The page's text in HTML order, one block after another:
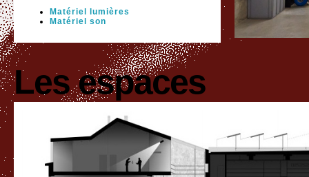
Matériel lumières
Matériel son
Les espaces